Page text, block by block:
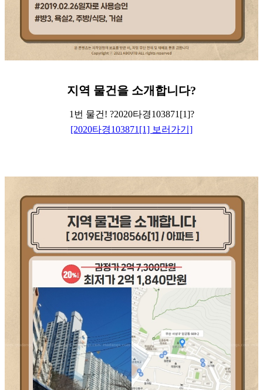
지역 물건을 소개합니다?
1번 물건! ?2020타경103871[1]?
[2020타경103871[1] 보러가기]